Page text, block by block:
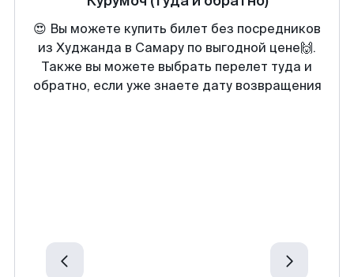
😍 Вы можете купить билет без посредников
из Худжанда в Самару по выгодной цене🙌.
Также вы можете выбрать перелет туда и
обратно, если уже знаете дату возвращения